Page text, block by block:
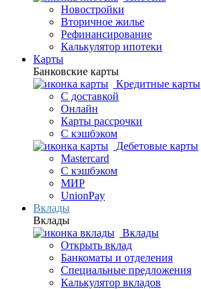
Новостройки
Вторичное жилье
Рефинансирование
Калькулятор ипотеки
Карты
Банковские карты
Кредитные карты
С доставкой
Онлайн
Карты рассрочки
С кэшбэком
Дебетовые карты
Mastercard
С кэшбэком
МИР
UnionPay
Вклады
Вклады
Вклады
Открыть вклад
Банкоматы и отделения
Специальные предложения
Калькулятор вкладов